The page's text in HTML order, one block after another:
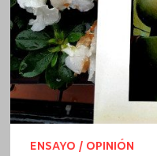
ENSAYO / OPINIÓN